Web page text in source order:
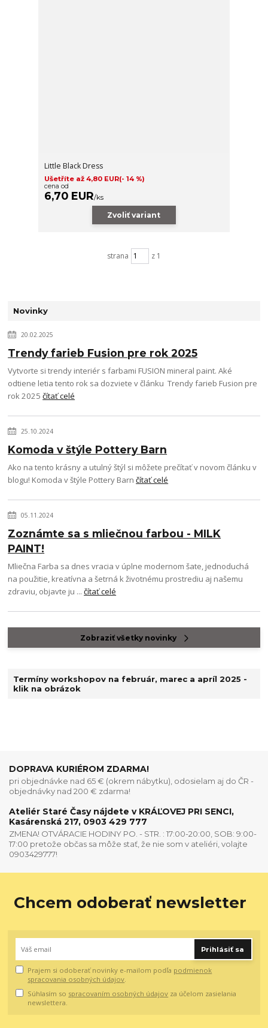
Little Black Dress
Ušetříte až 4,80 EUR(- 14 %)
cena od
6,70 EUR/ks
Zvoliť variant
strana z 1
Novinky
20.02.2025
Trendy farieb Fusion pre rok 2025
Vytvorte si trendy interiér s farbami FUSION mineral paint. Aké
odtiene letia tento rok sa dozviete v článku Trendy farieb Fusion pre
rok 2025čítať celé
25.10.2024
Komoda v štýle Pottery Barn
Ako na tento krásny a utulný štýl si môžete prečítať v novom článku v
blogu! Komoda v štýle Pottery Barnčítať celé
05.11.2024
Zoznámte sa s mliečnou farbou - MILK
PAINT!
Mliečna Farba sa dnes vracia v úplne modernom šate, jednoduchá
na použitie, kreatívna a šetrná k životnému prostrediu aj našemu
zdraviu, objavte ju ...čítať celé
Zobraziť všetky novinky
Termíny workshopov na február, marec a apríl 2025 -
klik na obrázok
DOPRAVA KURIÉROM ZDARMA!
pri objednávke nad 65 € (okrem nábytku), odosielam aj do ČR -
objednávky nad 200 € zdarma!
Ateliér Staré Časy nájdete v KRÁĽOVEJ PRI SENCI,
Kasárenská 217, 0903 429 777
ZMENA! OTVÁRACIE HODINY PO. - STR. : 17:00-20:00, SOB: 9:00-
17:00 pretože občas sa môže stať, že nie som v ateliéri, volajte
0903429777!
Chcem odoberať newsletter
Prihlásiť sa
Prajem si odoberať novinky e-mailom podľa podmienok
spracovania osobných údajov.
Súhlasím so spracovaním osobných údajov za účelom zasielania
newslettera.